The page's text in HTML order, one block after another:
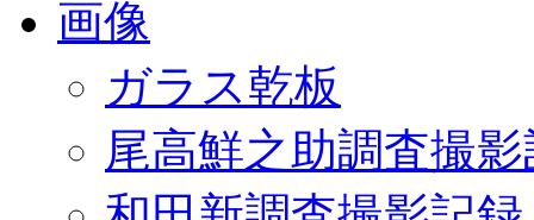
画像
ガラス乾板
尾高鮮之助調査撮